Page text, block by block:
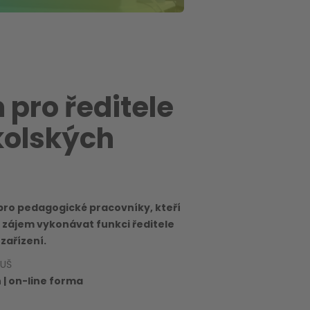
pro ředitele
pedagogické pracovníky, kteří
vykonávat funkci ředitele
| on-line forma